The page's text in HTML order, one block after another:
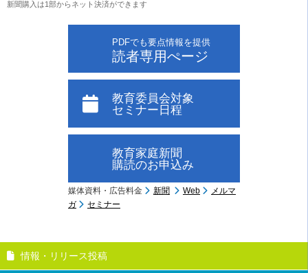
新聞購入は1部からネット決済ができます
PDFでも要点情報を提供
読者専用ぺージ
教育委員会対象
セミナー日程
教育家庭新聞
購読のお申込み
媒体資料・広告料金 新聞 Web
メルマ
ガ
セミナー
情報・リリース投稿